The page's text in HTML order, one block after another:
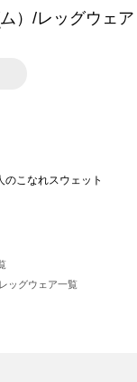
）/レッグウェア
ッグウェア一覧
ス）のレッグウェア一覧
ウェア一覧